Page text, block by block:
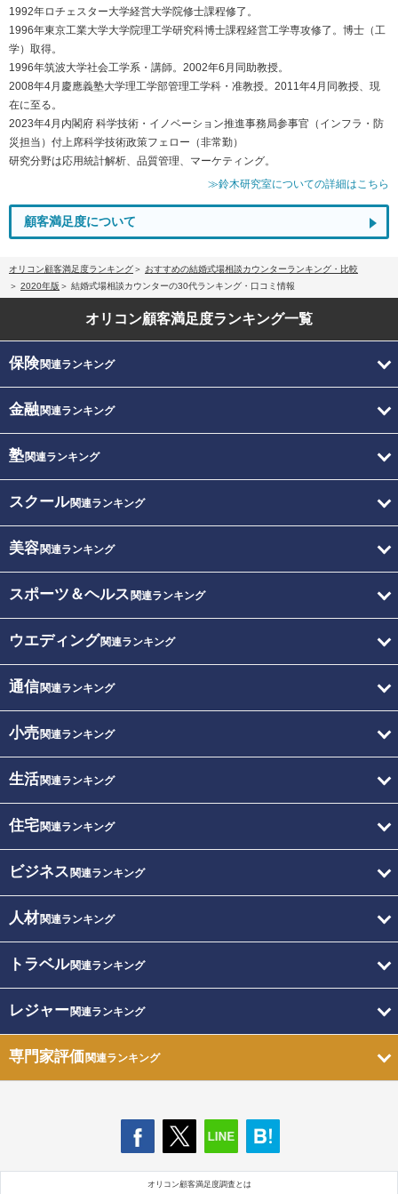
1992年ロチェスター大学経営大学院修士課程修了。
1996年東京工業大学大学院理工学研究科博士課程経営工学専攻修了。博士（工
学）取得。
1996年筑波大学社会工学系・講師。2002年6月同助教授。
2008年4月慶應義塾大学理工学部管理工学科・准教授。2011年4月同教授、現
在に至る。
2023年4月内閣府 科学技術・イノベーション推進事務局参事官（インフラ・防
災担当）付上席科学技術政策フェロー（非常勤）
研究分野は応用統計解析、品質管理、マーケティング。
≫鈴木研究室についての詳細はこちら
顧客満足度について
オリコン顧客満足度ランキング
おすすめの結婚式場相談カウンターランキング・比較
2020年版
結婚式場相談カウンターの30代ランキング・口コミ情報
オリコン顧客満足度ランキング一覧
保険関連ランキング
金融関連ランキング
塾関連ランキング
スクール関連ランキング
美容関連ランキング
スポーツ＆ヘルス 関連ランキング
ウエディング関連ランキング
通信関連ランキング
小売関連ランキング
生活関連ランキング
住宅関連ランキング
ビジネス 関連ランキング
人材関連ランキング
トラベル関連ランキング
レジャー関連ランキング
専門家評価関連ランキング
オリコン顧客満足度調査とは